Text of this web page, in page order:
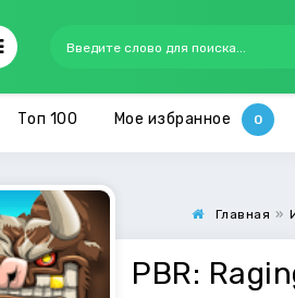
Топ 100 Мое избранное
Главная »
PBR: